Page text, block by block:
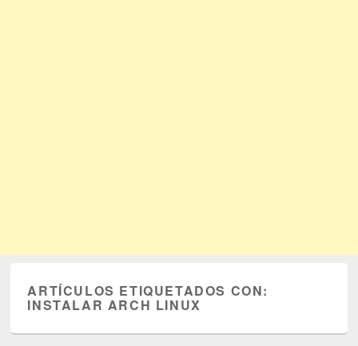
ARTÍCULOS ETIQUETADOS CON:
INSTALAR ARCH LINUX